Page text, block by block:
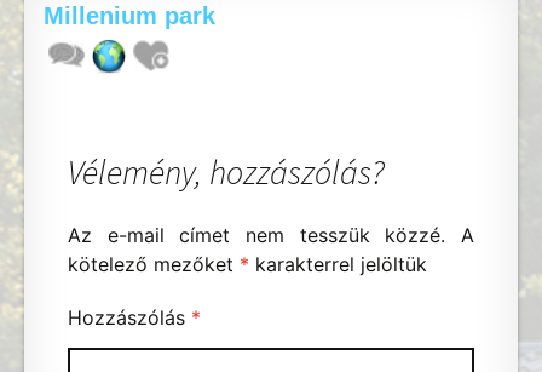
Millenium park
Vélemény, hozzászólás?
Az e-mail címet nem tesszük közzé.
A
kötelező mezőket * karakterrel jelöltük
Hozzászólás *